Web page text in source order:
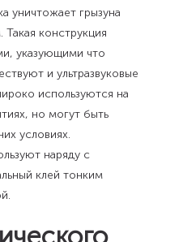
уничтожает грызуна
конструкция
указующими что
и ультразвуковые
используются на
но могут быть
условиях.
наряду с
клей тонким